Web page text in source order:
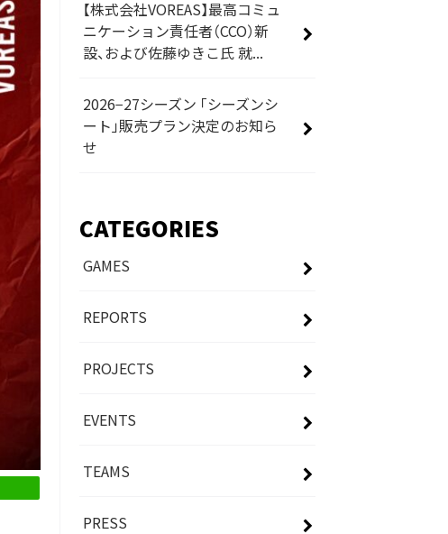
【株式会社VOREAS】最高コミュ
ニケーション責任者（CCO）新
設、および佐藤ゆきこ氏 就...
2026−27シーズン 「シーズンシ
ート」販売プラン決定のお知ら
せ
CATEGORIES
GAMES
REPORTS
PROJECTS
EVENTS
TEAMS
PRESS